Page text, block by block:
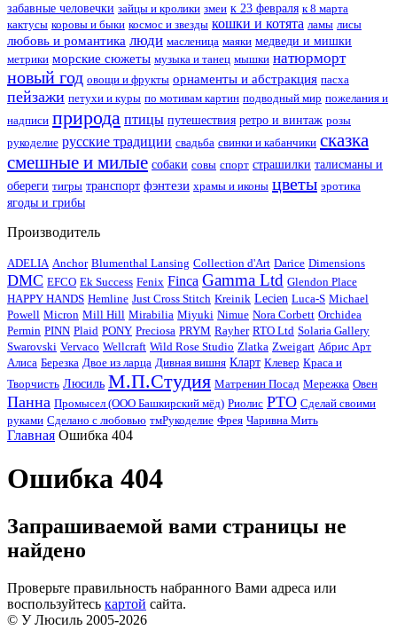
забавные человечки зайцы и кролики змеи к 23 февраля к 8 марта
кактусы коровы и быки космос и звезды кошки и котята ламы лисы
любовь и романтика люди масленица маяки медведи и мишки
метрики морские сюжеты музыка и танец мышки натюрморт
новый год овощи и фрукты орнаменты и абстракция пасха
пейзажи петухи и куры по мотивам картин подводный мир пожелания и
надписи природа птицы путешествия ретро и винтаж розы
рукоделие русские традиции свадьба свинки и кабанчики сказка
смешные и милые собаки совы спорт страшилки талисманы и
обереги тигры транспорт фэнтези храмы и иконы цветы эротика
ягоды и грибы
Производитель
ADELIA Anchor Blumenthal Lansing Collection d'Art Darice Dimensions
DMC EFCO Ek Success Fenix Finca Gamma Ltd Glendon Place
HAPPY HANDS Hemline Just Cross Stitch Kreinik Lecien Luca-S Michael
Powell Micron Mill Hill Mirabilia Miyuki Nimue Nora Corbett Orchidea
Permin PINN Plaid PONY Preciosa PRYM Rayher RTO Ltd Solaria Gallery
Swarovski Vervaco Wellcraft Wild Rose Studio Zlatka Zweigart Абрис Арт
Алиса Березка Двое из ларца Дивная вишня Кларт Клевер Краса и
Творчисть Люсиль М.П.Студия Матренин Посад Мережка Овен
Панна Промысел (ООО Башкирский мёд) Риолис РТО Сделай своими
руками Сделано с любовью тмРукоделиe Фрея Чаривна Мить
Главная Ошибка 404
Ошибка 404
Запрашиваемой вами страницы не
найдено
Проверьте правильность набранного Вами адреса или
воспользуйтесь картой сайта.
© У Люсиль 2005-2026